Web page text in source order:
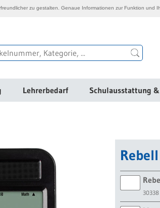
Lehrerbedarf Schulausstattung
30338
zu gestalten. Genaue Informationen zur Funktion und